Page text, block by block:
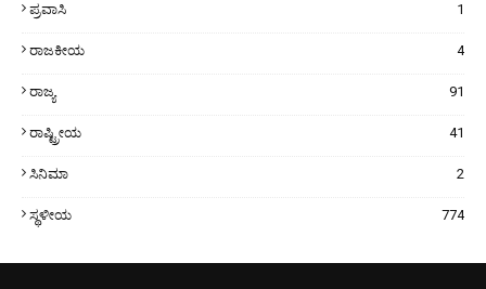
ಪ್ರವಾಸಿ 1
ರಾಜಕೀಯ 4
ರಾಜ್ಯ 91
ರಾಷ್ಟ್ರೀಯ 41
ಸಿನಿಮಾ 2
ಸ್ಥಳೀಯ 774